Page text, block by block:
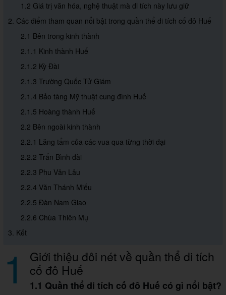
1.2 Giá trị văn hóa, nghệ thuật mà di tích này lưu giữ
2. Các điểm tham quan nổi bật trong quần thể di tích cố đô Huế
2.1 Bên trong kinh thành
2.1.1 Kinh thành Huế
2.1.2 Kỳ Đài
2.1.3 Trường Quốc Tử Giám
2.1.4 Bảo tàng Mỹ thuật cung đình Huế
2.1.5 Hoàng thành Huế
2.2 Bên ngoài kinh thành
2.2.1 Lăng tẩm của các vua qua từng thời đại
2.2.2 Trấn Bình đài
2.2.3 Phu Văn Lâu
2.2.4 Văn Thánh Miếu
2.2.5 Đàn Nam Giao
2.2.6 Chùa Thiên Mụ
3. Kết
1 Giới thiệu đôi nét về quần thể di tích
cố đô Huế
1.1 Quần thể di tích cố đô Huế có gì nổi bật?